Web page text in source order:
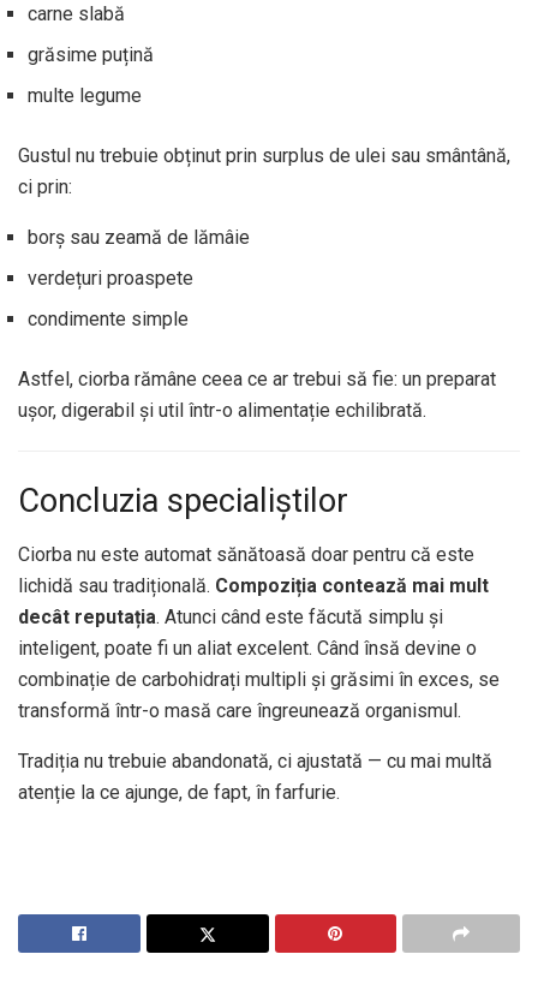
carne slabă
grăsime puțină
multe legume
Gustul nu trebuie obținut prin surplus de ulei sau smântână,
ci prin:
borș sau zeamă de lămâie
verdețuri proaspete
condimente simple
Astfel, ciorba rămâne ceea ce ar trebui să fie: un preparat
ușor, digerabil și util într-o alimentație echilibrată.
Concluzia specialiștilor
Ciorba nu este automat sănătoasă doar pentru că este
lichidă sau tradițională. Compoziția contează mai mult
decât reputația. Atunci când este făcută simplu și
inteligent, poate fi un aliat excelent. Când însă devine o
combinație de carbohidrați multipli și grăsimi în exces, se
transformă într-o masă care îngreunează organismul.
Tradiția nu trebuie abandonată, ci ajustată — cu mai multă
atenție la ce ajunge, de fapt, în farfurie.